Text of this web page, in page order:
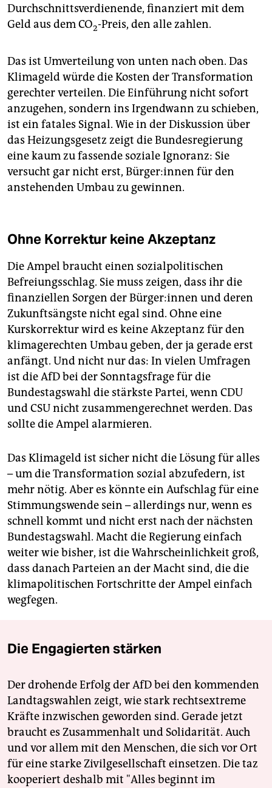
Durchschnittsverdienende, finanziert mit dem
Geld aus dem CO2-Preis, den alle zahlen.
Das ist Umverteilung von unten nach oben. Das
Klimageld würde die Kosten der Transformation
gerechter verteilen. Die Einführung nicht sofort
anzugehen, sondern ins Irgendwann zu schieben,
ist ein fatales Signal. Wie in der Diskussion über
das Heizungsgesetz zeigt die Bundesregierung
eine kaum zu fassende soziale Ignoranz: Sie
versucht gar nicht erst, Bür­ge­r:in­nen für den
anstehenden Umbau zu gewinnen.
Ohne Korrektur keine Akzeptanz
Die Ampel braucht einen sozialpolitischen
Befreiungsschlag. Sie muss zeigen, dass ihr die
finanziellen Sorgen der Bür­ge­r:in­nen und deren
Zukunftsängste nicht egal sind. Ohne eine
Kurskorrektur wird es keine Akzeptanz für den
klimagerechten Umbau geben, der ja gerade erst
anfängt. Und nicht nur das: In vielen Umfragen
ist die AfD bei der Sonntagsfrage für die
Bundestagswahl die stärkste Partei, wenn CDU
und CSU nicht zusammengerechnet werden. Das
sollte die Ampel alarmieren.
Das Klimageld ist sicher nicht die Lösung für alles
– um die Transformation sozial abzufedern, ist
mehr nötig. Aber es könnte ein Aufschlag für eine
Stimmungswende sein – allerdings nur, wenn es
schnell kommt und nicht erst nach der nächsten
Bundestagswahl. Macht die Regierung einfach
weiter wie bisher, ist die Wahrscheinlichkeit groß,
dass danach Parteien an der Macht sind, die die
klimapolitischen Fortschritte der Ampel einfach
wegfegen.
Die Engagierten stärken
Der drohende Erfolg der AfD bei den kommenden
Landtagswahlen zeigt, wie stark rechtsextreme
Kräfte inzwischen geworden sind. Gerade jetzt
braucht es Zusammenhalt und Solidarität. Auch
und vor allem mit den Menschen, die sich vor Ort
für eine starke Zivilgesellschaft einsetzen. Die taz
kooperiert deshalb mit "Alles beginnt im